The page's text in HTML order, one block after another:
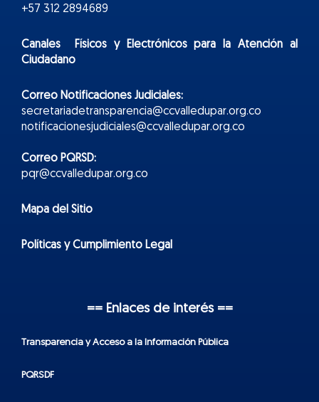
+57 312 2894689
Canales Físicos yElectrónicospara la Atención al
Ciudadano
Correo Notificaciones Judiciales:
secretariadetransparencia@ccvalledupar.org.co
notificacionesjudiciales@ccvalledupar.org.co
Correo PQRSD:
pqr@ccvalledupar.org.co
Mapa del Sitio
Políticas y Cumplimiento Legal
== Enlaces de interés ==
Transparencia y Acceso a la Información Pública
PQRSDF